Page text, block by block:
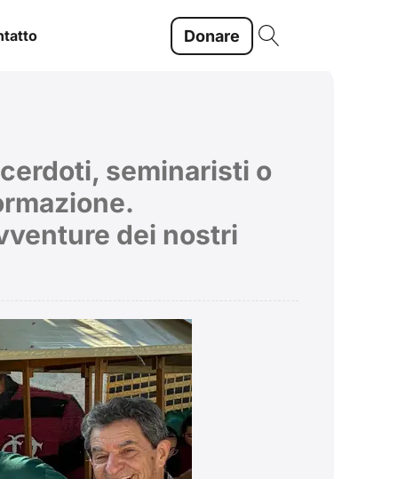
Donare
seminaristi o
dei nostri